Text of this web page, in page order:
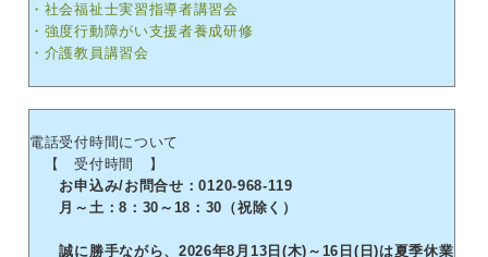
・社会福祉士実習指導者講習会
・強度行動障がい支援者養成研修
・介護教員講習会
電話受付時間について
【 受付時間 】
お申込み/お問合せ：0120-968-119
月～土：8：30～18：30（祝除く）
誠に勝手ながら、2026年8月13日(木)～16日(日)は夏季休業